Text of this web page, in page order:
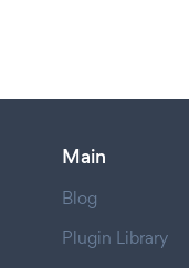
Main
Blog
Plugin Library